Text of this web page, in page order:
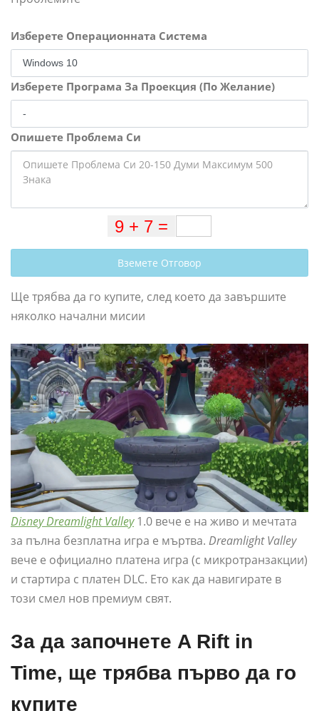
Изберете Операционната Система
Изберете Програма За Проекция (По Желание)
Опишете Проблема Си
Вземете Отговор
Ще трябва да го купите, след което да завършите
няколко начални мисии
Disney Dreamlight Valley 1.0 вече е на живо и мечтата
за пълна безплатна игра е мъртва. Dreamlight Valley
вече е официално платена игра (с микротранзакции)
и стартира с платен DLC. Ето как да навигирате в
този смел нов премиум свят.
За да започнете A Rift in
Time, ще трябва първо да го
купите